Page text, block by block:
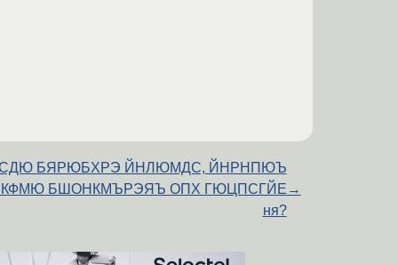
БЯРЮБХРЭ ЙНЛЮМДС, ЙНРНПЮЪ
БШОНКМЪРЭЯЪ ОПХ ГЮЦПСГЙЕ
ня?
→